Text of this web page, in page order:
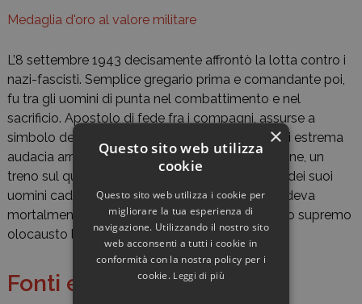
Medaglia d'oro al valore militare
L’8 settembre 1943 decisamente affrontò la lotta contro i
nazi-fascisti. Semplice gregario prima e comandante poi,
fu tra gli uomini di punta nel combattimento e nel
sacrificio. Apostolo di fede fra i compagni, assurse a
simbolo della guerra partigiana. Con un gesto di estrema
audacia arrestava da solo, con falsa segnalazione, un
treno sul quale erano portati al carcere quattro dei suoi
uomini caduti in mano al nemico. Nella lotta cadeva
mortalmente ferito, ridando ai compagni col suo supremo
olocausto la libertà. Torino, 24 gennaio 1944.
Fonti e bibliografia
×
Questo sito web utilizza
cookie
Questo sito web utilizza i cookie per
migliorare la tua esperienza di
navigazione. Utilizzando il nostro sito
web acconsenti a tutti i cookie in
conformità con la nostra policy per i
cookie. Leggi di più